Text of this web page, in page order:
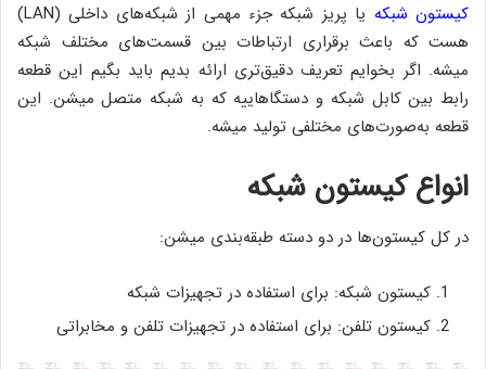
کیستون شبکه
یا پریز شبکه جزء مهمی از شبکه‌های داخلی (LAN)
هست که باعث برقراری ارتباطات بین قسمت‌های مختلف شبکه
میشه. اگر بخوایم تعریف دقیق‌تری ارائه بدیم باید بگیم این قطعه
رابط بین کابل شبکه و دستگاهاییه که به شبکه متصل میشن. این
قطعه به‌صورت‌های مختلفی تولید میشه.
انواع کیستون شبکه
در کل کیستون‌‌ها در دو دسته طبقه‌بندی میشن:
کیستون شبکه: برای استفاده در تجهیزات شبکه
کیستون تلفن: برای استفاده در تجهیزات تلفن و مخابراتی